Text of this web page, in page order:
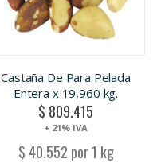
Castaña De Para Pelada
Entera x 19,960 kg.
$ 809.415
+ 21% IVA
$ 40.552 por 1 kg